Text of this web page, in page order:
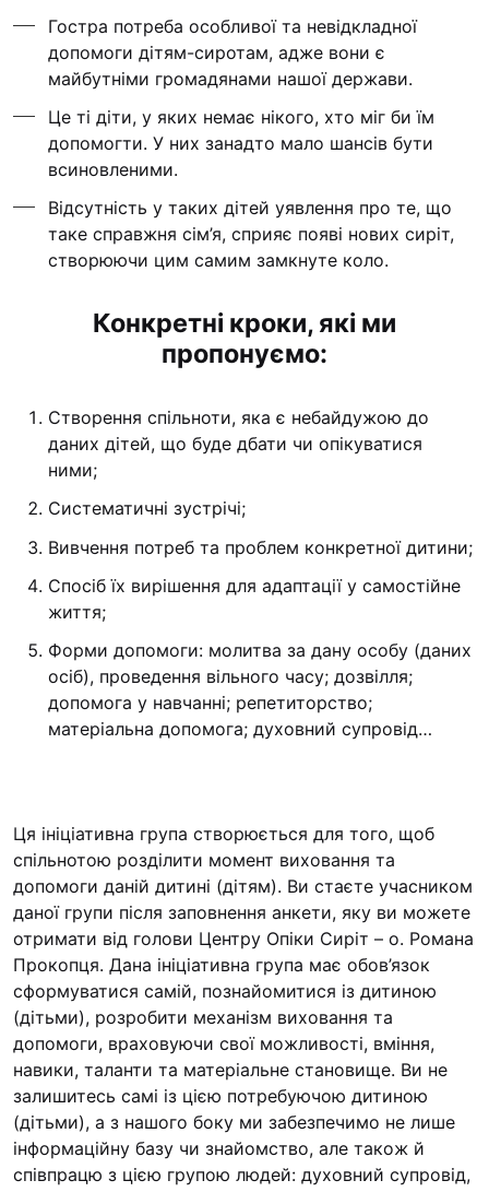
Гостра потреба особливої та невідкладної
допомоги дітям-сиротам, адже вони є
майбутніми громадянами нашої держави.
Це ті діти, у яких немає нікого, хто міг би їм
допомогти. У них занадто мало шансів бути
всиновленими.
Відсутність у таких дітей уявлення про те, що
таке справжня сім’я, сприяє появі нових сиріт,
створюючи цим самим замкнуте коло.
Конкретні кроки, які ми
пропонуємо:
Створення спільноти, яка є небайдужою до
даних дітей, що буде дбати чи опікуватися
ними;
Систематичні зустрічі;
Вивчення потреб та проблем конкретної дитини;
Спосіб їх вирішення для адаптації у самостійне
життя;
Форми допомоги: молитва за дану особу (даних
осіб), проведення вільного часу; дозвілля;
допомога у навчанні; репетиторство;
матеріальна допомога; духовний супровід…
Ця ініціативна група створюється для того, щоб
спільнотою розділити момент виховання та
допомоги даній дитині (дітям). Ви стаєте учасником
даної групи після заповнення анкети, яку ви можете
отримати від голови Центру Опіки Сиріт – о. Романа
Прокопця. Дана ініціативна група має обов’язок
сформуватися самій, познайомитися із дитиною
(дітьми), розробити механізм виховання та
допомоги, враховуючи свої можливості, вміння,
навики, таланти та матеріальне становище. Ви не
залишитесь самі із цією потребуючою дитиною
(дітьми), а з нашого боку ми забезпечимо не лише
інформаційну базу чи знайомство, але також й
співпрацю з цією групою людей: духовний супровід,